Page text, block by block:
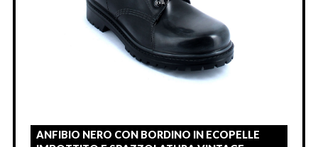
ANFIBIO NERO CON BORDINO IN ECOPELLE